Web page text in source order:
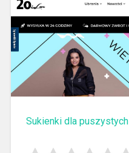
Sukienki dla puszystych